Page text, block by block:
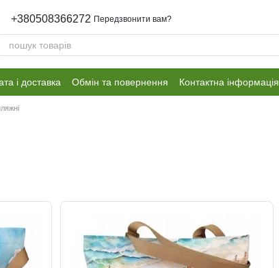
+380508366272 Передзвонити вам?
і доставка Обмін та повернення Контактна інформація